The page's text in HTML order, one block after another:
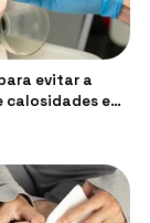
evitar a
calosidades e